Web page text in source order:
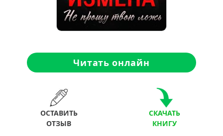
Читать онлайн
ОСТАВИТЬ
ОТЗЫВ
СКАЧАТЬ
КНИГУ